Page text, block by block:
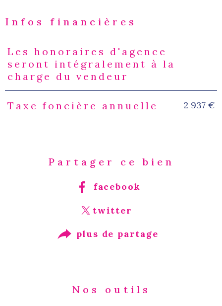
Infos financières
Caractéristiques Valeurs
Les honoraires d'agence
seront intégralement à la
charge du vendeur
Taxe foncière annuelle 2 937 €
Partager ce bien
facebook
twitter
plus de partage
Nos outils